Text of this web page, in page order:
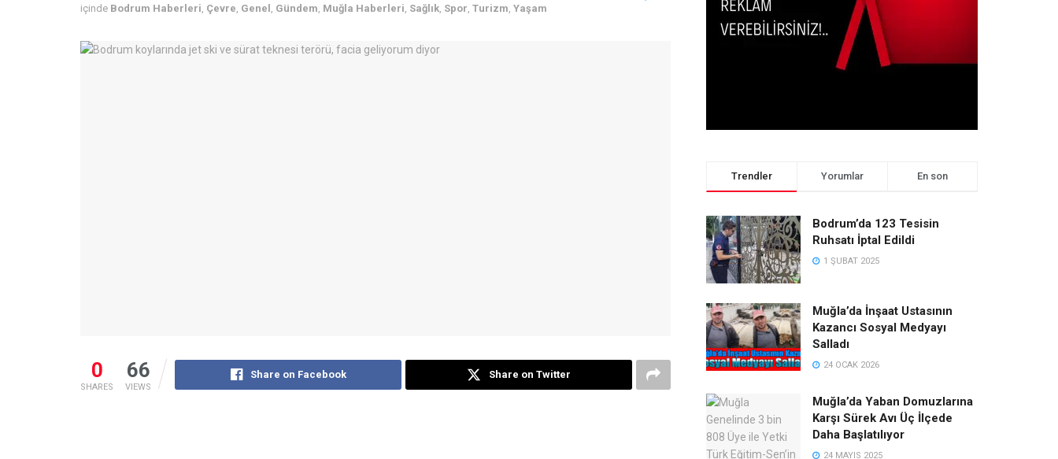
içinde Bodrum Haberleri Çevre Genel Gündem Muğla Haberleri Sağlık Spor Turizm Yaşam
0
SHARES
66
VIEWS
Share on Facebook Share on Twitter
Trendler Yorumlar En son
Bodrum’da 123 Tesisin
Ruhsatı İptal Edildi
1 ŞUBAT 2025
Muğla’da İnşaat Ustasının
Kazancı Sosyal Medyayı
Salladı
24 OCAK 2026
Muğla’da Yaban Domuzlarına
Karşı Sürek Avı Üç İlçede
Daha Başlatılıyor
24 MAYIS 2025